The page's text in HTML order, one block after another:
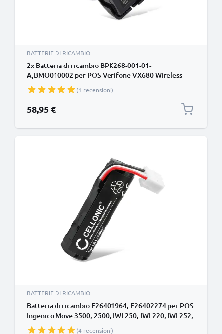
BATTERIE DI RICAMBIO
2x Batteria di ricambio BPK268-001-01-
A,BMO010002 per POS Verifone VX680 Wireless
CreditCard Terminal Affidabile sostituzione da
1800mAh BPK268-001-01-A,BMO010002 per
terminale di pagamento
(1 recensioni)
58,95 €
BATTERIE DI RICAMBIO
Batteria di ricambio F26401964, F26402274 per POS
Ingenico Move 3500, 2500, IWL250, IWL220, IWL252,
IWL280, IWE280, IWL251, IWL255 Affidabile
(4 recensioni)